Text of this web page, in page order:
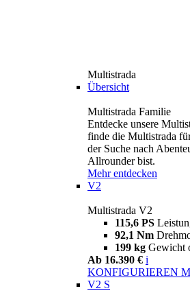
Multistrada
Übersicht
Multistrada Familie
Entdecke unsere
finde die Multistrada
der Suche nach
Allrounder bist.
Mehr entdecken
V2
Multistrada V2
115,6 PS
92,1 Nm
199 kg Gewicht
Ab 16.390 € i
KONFIGURIEREN
V2 S